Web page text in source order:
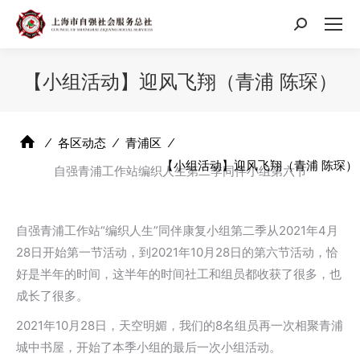
搜
【小组活动】迎风飞翔（青浦 陈琛）
⁄ 各区动态 ⁄ 青浦区 ⁄
【小组活动】迎风飞翔（青浦 陈琛）
自强青浦工作站编织人生第二季同伴小组第六节
自强青浦工作站“编织人生”同伴康复小组第二季从2021年4月
28日开始第一节活动，到2021年10月28日的第六节活动，恰
好是半年的时间，这半年的时间社工和组员都收获了很多，也
成长了很多。
2021年10月28日，天空明媚，我们的8名组员再一次相聚青浦
城中书屋，开始了本季小组的最后一次小组活动。